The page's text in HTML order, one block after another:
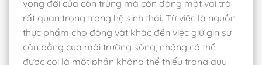
vòng đời của côn trùng mà còn đóng một vai trò
rất quan trọng trong hệ sinh thái. Từ việc là nguồn
thực phẩm cho động vật khác đến việc giữ gìn sự
cân bằng của môi trường sống, nhộng có thể
được coi là một phần không thể thiếu trong quy